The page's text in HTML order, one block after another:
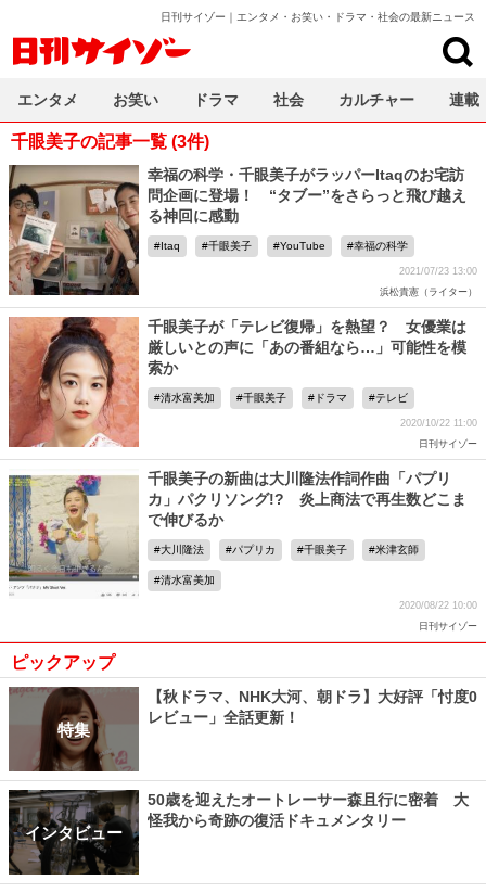
日刊サイゾー｜エンタメ・お笑い・ドラマ・社会の最新ニュース
千眼美子の記事一覧 (3件)
幸福の科学・千眼美子がラッパーItaqのお宅訪
問企画に登場！ “タブー”をさらっと飛び越え
る神回に感動
Itaq 千眼美子 YouTube 幸福の科学
2021/07/23 13:00
浜松貴憲（ライター）
千眼美子が「テレビ復帰」を熱望？ 女優業は
厳しいとの声に「あの番組なら…」可能性を模
索か
清水富美加 千眼美子 ドラマ テレビ
2020/10/22 11:00
日刊サイゾー
千眼美子の新曲は大川隆法作詞作曲「パプリ
カ」パクリソング!? 炎上商法で再生数どこま
で伸びるか
大川隆法 パプリカ 千眼美子 米津玄師
清水富美加
2020/08/22 10:00
日刊サイゾー
ピックアップ
特集
【秋ドラマ、NHK大河、朝ドラ】大好評「忖度0
レビュー」全話更新！
インタビュー
50歳を迎えたオートレーサー森且行に密着 大
怪我から奇跡の復活ドキュメンタリー
エンタメ お笑い ドラマ 社会 カルチャー 連載